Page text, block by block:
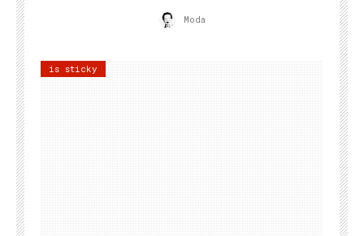
Moda
is sticky